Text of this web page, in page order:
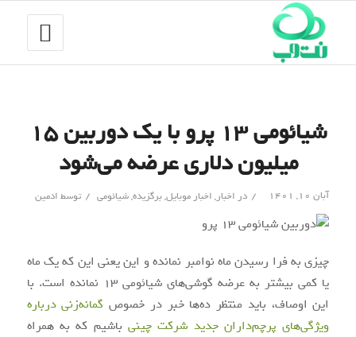
شیائومی ۱۳ پرو با یک دوربین ۱۵
میلیون دلاری عرضه می‌شود
آبان ۱۰, ۱۴۰۱ / در اخبار, اخبار موبایل,برگزیده,شیائومی / توسط ادمین
چیزی به فرا رسیدن ماه نوامبر نمانده و این یعنی این که یک ماه
یا کمی بیشتر به عرضه گوشی‌های شیائومی 13 نمانده است. با
این اوصاف، باید منتظر ده‌ها خبر در خصوص گمانه‌زنی درباره
ویژگی‌های پرچم‌داران جدید شرکت چینیباشیم که به همراه